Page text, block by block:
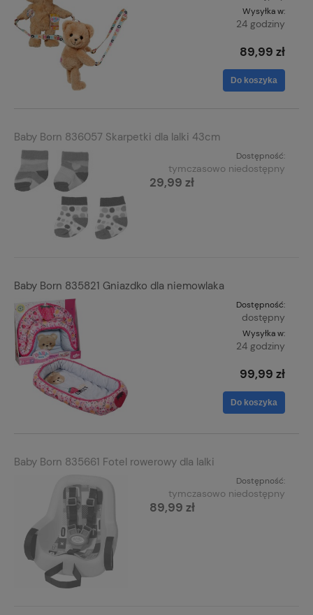
Wysyłka w:
24 godziny
89,99 zł
Do koszyka
Baby Born 836057 Skarpetki dla lalki 43cm
Dostępność:
tymczasowo niedostępny
29,99 zł
Baby Born 835821 Gniazdko dla niemowlaka
Dostępność:
dostępny
Wysyłka w:
24 godziny
99,99 zł
Do koszyka
Baby Born 835661 Fotel rowerowy dla lalki
Dostępność:
tymczasowo niedostępny
89,99 zł